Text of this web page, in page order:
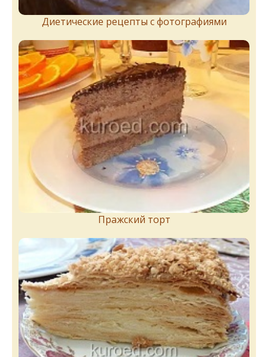
Диетические рецепты с фотографиями
Пражский торт